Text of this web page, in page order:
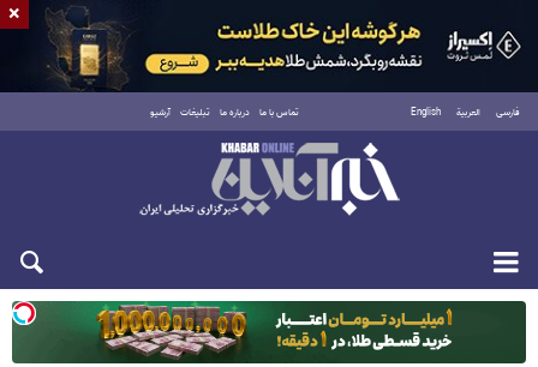
فارسی العربية English تماس با ما درباره ما تبلیغات آرشیو
یکشنبه ۱۸ مرداد ۱۴۰۵
×